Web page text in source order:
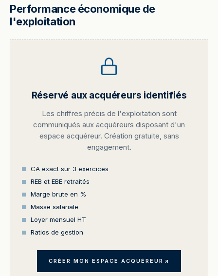
Performance économique de
l'exploitation
Réservé aux acquéreurs identifiés
Les chiffres précis de l'exploitation sont
communiqués aux acquéreurs disposant d'un
espace acquéreur. Création gratuite, sans
engagement.
CA exact sur 3 exercices
REB et EBE retraités
Marge brute en %
Masse salariale
Loyer mensuel HT
Ratios de gestion
CRÉER MON ESPACE ACQUÉREUR